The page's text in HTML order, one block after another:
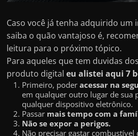
e
t
?
M
a
Caso você já tenha adquirido um
saiba o quão vantajoso é,
leitura para o próximo tópico.
Para aqueles que tem duvidas
produto digitaleu alistei aqui 7
Primeiro, poderacessar na
em qualquer outro lugar de sua
qualquer dispositivo eletrônico.
Passar mais tempo com a
Não se expor a perigos.
Não precisar gastar combustível